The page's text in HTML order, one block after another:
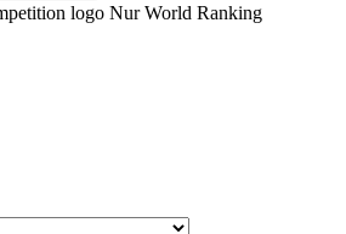
Nur World Ranking